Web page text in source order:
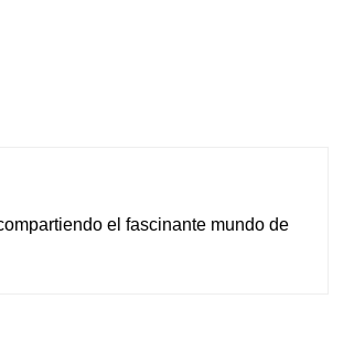
el fascinante mundo de